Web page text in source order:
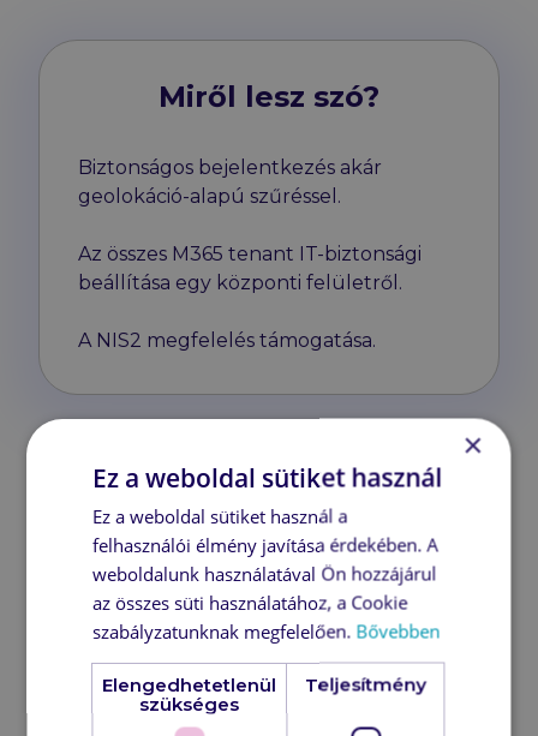
Miről lesz szó?
Biztonságos bejelentkezés akár
geolokáció-alapú szűréssel.
Az összes M365 tenant IT-biztonsági
beállítása egy központi felületről.
A NIS2 megfelelés támogatása.
REGISZTRÁLOK
ELMENTEM A NAPTÁRBA
×
Ez a weboldal sütiket használ
Ez a weboldal sütiket használ a
felhasználói élmény javítása érdekében. A
weboldalunk használatával Ön hozzájárul
az összes süti használatához, a Cookie
szabályzatunknak megfelelően. Bővebben
Elengedhetetlenül
szükséges
Teljesítmény